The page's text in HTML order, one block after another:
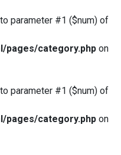
parameter #1 ($num) of
pages/category.php on
parameter #1 ($num) of
pages/category.php on